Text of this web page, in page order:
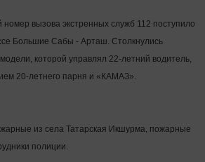
вызова экстренных служб 112 поступило
Большие Сабы - Арташ. Столкнулись
которой управлял 22-летний водитель,
20-летнего парня и «КАМАЗ».
из села Татарская Икшурма, пожарные
полиции.